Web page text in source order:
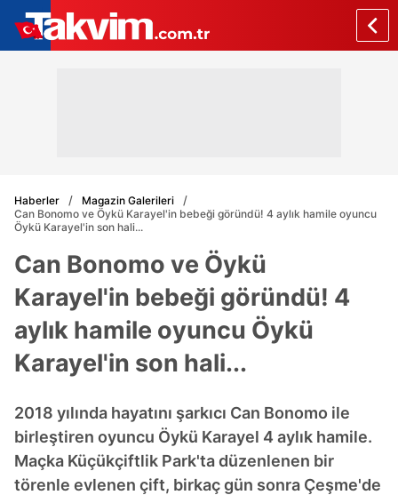
Haberler
Magazin Galerileri
Can Bonomo ve Öykü Karayel'in bebeği göründü! 4 aylık hamile oyuncu
Öykü Karayel'in son hali...
Can Bonomo ve Öykü
Karayel'in bebeği göründü! 4
aylık hamile oyuncu Öykü
Karayel'in son hali...
2018 yılında hayatını şarkıcı Can Bonomo ile
birleştiren oyuncu Öykü Karayel 4 aylık hamile.
Maçka Küçükçiftlik Park'ta düzenlenen bir
törenle evlenen çift, birkaç gün sonra Çeşme'de